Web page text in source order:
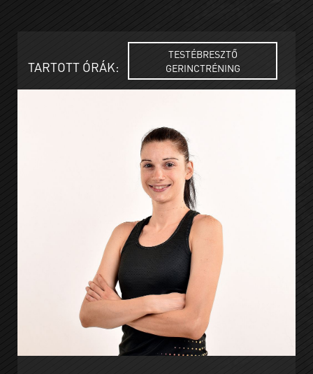
TARTOTT ÓRÁK:
TESTÉBRESZTŐ
GERINCTRÉNING